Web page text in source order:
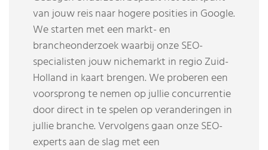
van jouw reis naar hogere posities in Google.
We starten met een markt- en
brancheonderzoek waarbij onze SEO-
specialisten jouw nichemarkt in regio Zuid-
Holland in kaart brengen. We proberen een
voorsprong te nemen op jullie concurrentie
door direct in te spelen op veranderingen in
jullie branche. Vervolgens gaan onze SEO-
experts aan de slag met een